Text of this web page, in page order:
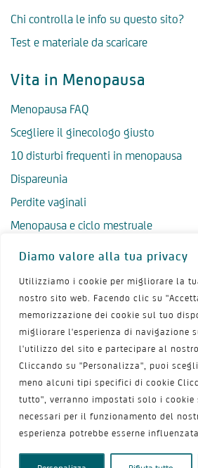
Diamo valore alla tua privacy
Utilizziamo i cookie per migliorare la
nostro sito web. Facendo clic su
memorizzazione dei cookie sul tuo
migliorare l'esperienza di navigazione
l'utilizzo del sito e partecipare al
Cliccando su "Personalizza", puoi
meno alcuni tipi specifici di cookie
tutto", verranno impostati solo i cookie
necessari per il funzionamento del
esperienza potrebbe esserne
Chi controlla le info su questo sito?
Test e materiale da scaricare
Vita in Menopausa
Menopausa FAQ
Scegliere il ginecologo giusto
10 disturbi frequenti in menopausa
Dispareunia
Perdite vaginali
Menopausa e ciclo mestruale
Menopausa precoce
Salute psicologica in menopausa
Igiene intima in menopausa
Menopausa e sport
Dichiarazione sulla privacy
Politica dei cookie
Mappa del